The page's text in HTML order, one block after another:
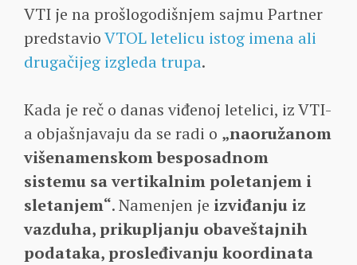
VTI je na prošlogodišnjem sajmu Partner
predstavioVTOL letelicu istog imena ali
drugačijeg izgleda trupa.
Kada je reč o danas viđenoj letelici, iz VTI-
a objašnjavaju da se radi o „naoružanom
višenamenskom besposadnom
sistemu sa vertikalnim poletanjem i
sletanjem“. Namenjen je izviđanju iz
vazduha, prikupljanju obaveštajnih
podataka, prosleđivanju koordinata